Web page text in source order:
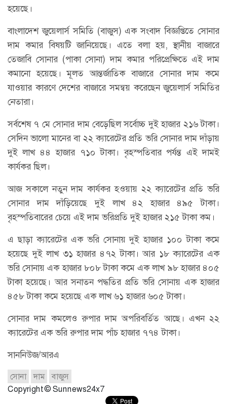
হয়েছে।
বাংলাদেশ জুয়েলার্স সমিতি (বাজুস) এক সংবাদ বিজ্ঞপ্তিতে সোনার
দাম কমার বিষয়টি জানিয়েছে। এতে বলা হয়, স্থানীয় বাজারে
তেজাবি সোনার (পাকা সোনা) দাম কমার পরিপ্রেক্ষিতে এই দাম
কমানো হয়েছে। মূলত আন্তর্জাতিক বাজারে সোনার দাম কমে
যাওয়ার কারণে দেশের বাজারে সমন্বয় করেছেন জুয়েলার্স সমিতির
নেতারা।
সর্বশেষ ৭ মে সোনার দাম বেড়েছিল সর্বোচ্চ দুই হাজার ২১৬ টাকা।
সেদিন ভালো মানের বা ২২ ক্যারেটের প্রতি ভরি সোনার দাম দাঁড়ায়
দুই লাখ ৪৪ হাজার ৭১০ টাকা। বৃহস্পতিবার পর্যন্ত এই দামই
কার্যকর ছিল।
আজ সকালে নতুন দাম কার্যকর হওয়ায় ২২ ক্যারেটের প্রতি ভরি
সোনার দাম দাঁড়িয়েছে দুই লাখ ৪২ হাজার ৪৯৫ টাকা।
বৃহস্পতিবারের চেয়ে এই দাম ভরিপ্রতি দুই হাজার ২১৫ টাকা কম।
এ ছাড়া ক্যারেটের এক ভরি সোনায় দুই হাজার ১০০ টাকা কমে
হয়েছে দুই লাখ ৩১ হাজার ৪৭২ টাকা। আর ১৮ ক্যারেটের এক
ভরি সোনায় এক হাজার ৮০৮ টাকা কমে এক লাখ ৯৮ হাজার ৪০৫
টাকা হয়েছে। আর সনাতন পদ্ধতির প্রতি ভরি সোনায় এক হাজার
৪৫৮ টাকা কমে হয়েছে এক লাখ ৬১ হাজার ৬০৫ টাকা।
সোনার দাম কমলেও রুপার দাম অপরিবর্তিত আছে। এখন ২২
ক্যারেটের এক ভরি রুপার দাম পাঁচ হাজার ৭৭৪ টাকা।
সাননিউজ/আরএ
সোনা দাম
বাজুস
Copyright © Sunnews24x7